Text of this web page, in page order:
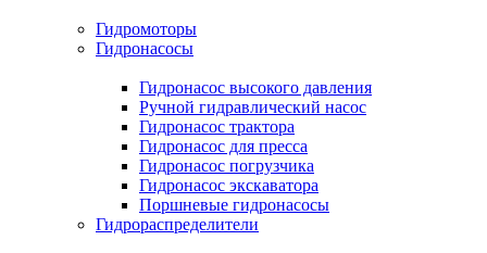
Гидромоторы
Гидронасосы
Гидронасос высокого давления
Ручной гидравлический насос
Гидронасос трактора
Гидронасос для пресса
Гидронасос погрузчика
Гидронасос экскаватора
Поршневые гидронасосы
Гидрораспределители